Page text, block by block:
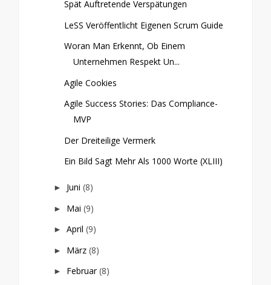
Spät Auftretende Verspätungen
LeSS Veröffentlicht Eigenen Scrum Guide
Woran Man Erkennt, Ob Einem
Unternehmen Respekt Un...
Agile Cookies
Agile Success Stories: Das Compliance-
MVP
Der Dreiteilige Vermerk
Ein Bild Sagt Mehr Als 1000 Worte (XLIII)
► Juni (8)
► Mai (9)
► April (9)
► März (8)
► Februar(8)